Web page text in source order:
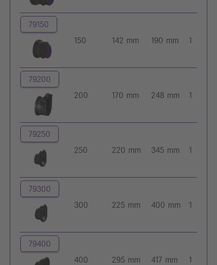
79150
150
142 mm 190 mm 1
79200
200
170 mm 248 mm 1
79250
250
220 mm 345 mm 1
79300
300
225 mm 400 mm 1
79400
400
295 mm 417 mm 1